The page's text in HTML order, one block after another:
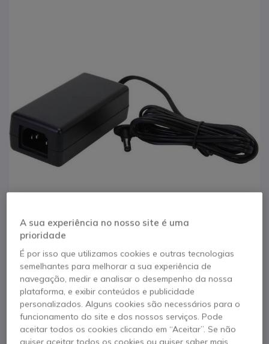
Alimentação
Soundstation Cisco
Referência produto: CIPOWER // Referência de fabricante: CP-PWR-
CUBE-3=
Saltar para o início da Galeria de imagens
A sua experiência no nosso site é uma
prioridade
É por isso que utilizamos cookies e outras tecnologias
semelhantes para melhorar a sua experiência de
navegação, medir e analisar o desempenho da nossa
plataforma, e exibir conteúdos e publicidade
personalizados. Alguns cookies são necessários para o
funcionamento do site e dos nossos serviços. Pode
aceitar todos os cookies clicando em “Aceitar”. Se não
quiser aceitar todos os cookies ou quiser saber mais